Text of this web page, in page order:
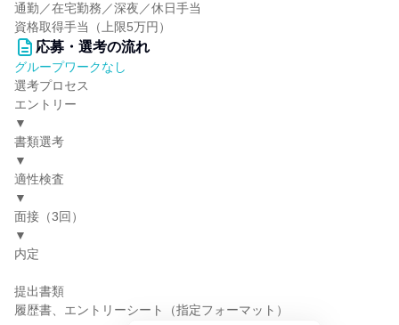
通勤／在宅勤務／深夜／休日手当
資格取得手当（上限5万円）
応募・選考の流れ
グループワークなし
選考プロセス
エントリー
▼
書類選考
▼
適性検査
▼
面接（3回）
▼
内定
提出書類
履歴書、エントリーシート（指定フォーマット）